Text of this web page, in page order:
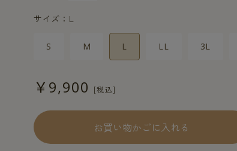
サイズ：L
S M L LL 3L
￥9,900
お買い物かごに入れる